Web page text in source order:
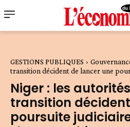
GESTIONS PUBLIQUES
transition décident de lancer une
Niger : les
transition
poursuite